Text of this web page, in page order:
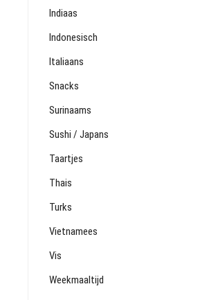
Indiaas
Indonesisch
Italiaans
Snacks
Surinaams
Sushi / Japans
Taartjes
Thais
Turks
Vietnamees
Vis
Weekmaaltijd